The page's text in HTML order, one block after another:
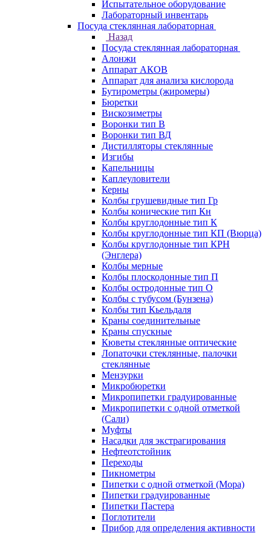
Испытательное оборудование
Лабораторный инвентарь
Посуда стеклянная лабораторная
Назад
Посуда стеклянная лабораторная
Алонжи
Аппарат АКОВ
Аппарат для анализа кислорода
Бутирометры (жиромеры)
Бюретки
Вискозиметры
Воронки тип В
Воронки тип ВД
Дистилляторы стеклянные
Изгибы
Капельницы
Каплеуловители
Керны
Колбы грушевидные тип Гр
Колбы конические тип Кн
Колбы круглодонные тип К
Колбы круглодонные тип КП (Вюрца)
Колбы круглодонные тип КРН
(Энглера)
Колбы мерные
Колбы плоскодонные тип П
Колбы остродонные тип О
Колбы с тубусом (Бунзена)
Колбы тип Кьельдаля
Краны соединительные
Краны спускные
Кюветы стеклянные оптические
Лопаточки стеклянные, палочки
стеклянные
Мензурки
Микробюретки
Микропипетки градуированные
Микропипетки с одной отметкой
(Сали)
Муфты
Насадки для экстрагирования
Нефтеотстойник
Переходы
Пикнометры
Пипетки с одной отметкой (Мора)
Пипетки градуированные
Пипетки Пастера
Поглотители
Прибор для определения активности